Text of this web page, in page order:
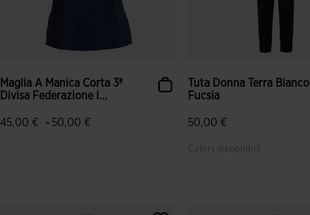
Maglia A Manica Corta 3ª
Divisa Federazione I...
45,00 € - 50,00 €
Tuta Donna Terra Bianco
Fucsia
50,00 €
Colori disponibili